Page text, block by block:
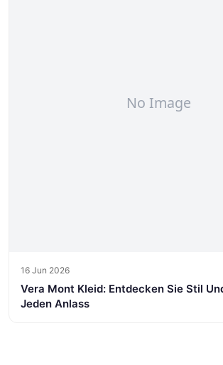
16 Jun 2026
Vera Mont Kleid: Entdecken Sie Stil
Jeden Anlass